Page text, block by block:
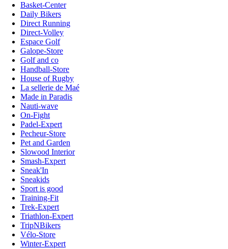
Basket-Center
Daily Bikers
Direct Running
Direct-Volley
Espace Golf
Galope-Store
Golf and co
Handball-Store
House of Rugby
La sellerie de Maé
Made in Paradis
Nauti-wave
On-Fight
Padel-Expert
Pecheur-Store
Pet and Garden
Slowood Interior
Smash-Expert
Sneak'In
Sneakids
Sport is good
Training-Fit
Trek-Expert
Triathlon-Expert
TripNBikers
Vélo-Store
Winter-Expert